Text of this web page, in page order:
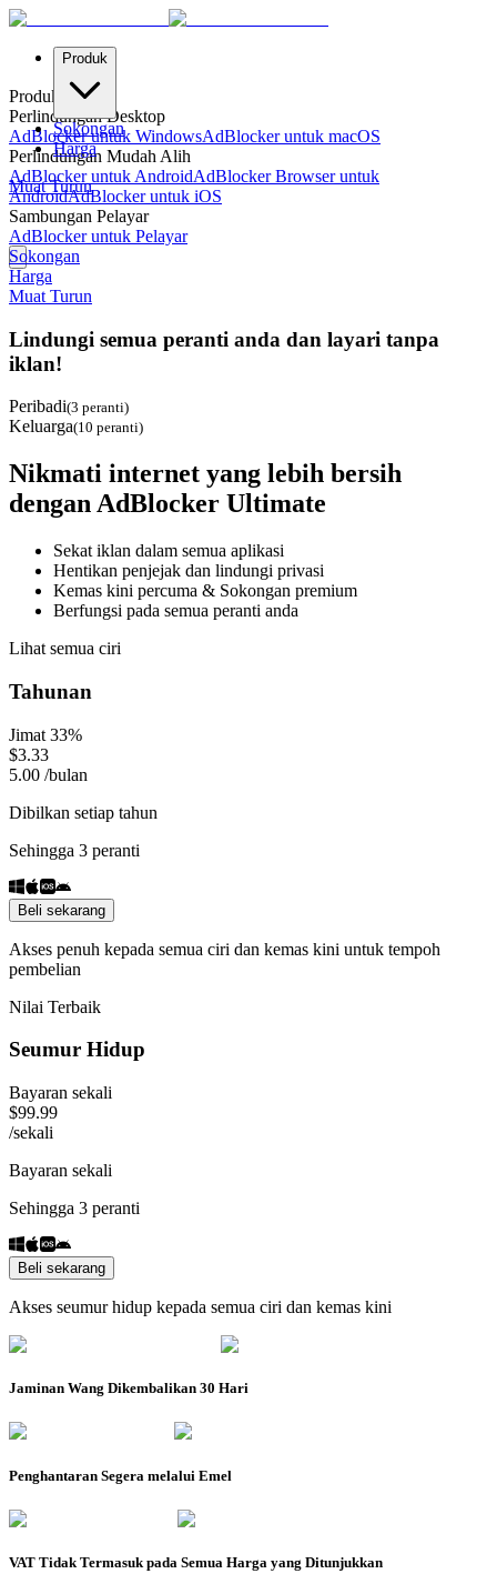
Produk
Sokongan
Harga
Muat Turun
Produk
Perlindungan Desktop
AdBlocker untuk WindowsAdBlocker untuk macOS
Perlindungan Mudah Alih
AdBlocker untuk AndroidAdBlocker Browser untuk
AndroidAdBlocker untuk iOS
Sambungan Pelayar
AdBlocker untuk Pelayar
Sokongan
Harga
Muat Turun
Lindungi semua peranti anda dan layari tanpa
iklan!
Peribadi(3 peranti)
Keluarga(10 peranti)
Nikmati internet yang lebih bersih
dengan AdBlocker Ultimate
Sekat iklan dalam semua aplikasi
Hentikan penjejak dan lindungi privasi
Kemas kini percuma & Sokongan premium
Berfungsi pada semua peranti anda
Lihat semua ciri
Tahunan
Jimat 33%
$3.33
5.00 /bulan
Dibilkan setiap tahun
Sehingga 3 peranti
Beli sekarang
Akses penuh kepada semua ciri dan kemas kini untuk tempoh
pembelian
Nilai Terbaik
Seumur Hidup
Bayaran sekali
$99.99
/sekali
Bayaran sekali
Sehingga 3 peranti
Beli sekarang
Akses seumur hidup kepada semua ciri dan kemas kini
Jaminan Wang Dikembalikan 30 Hari
Penghantaran Segera melalui Emel
VAT Tidak Termasuk pada Semua Harga yang Ditunjukkan